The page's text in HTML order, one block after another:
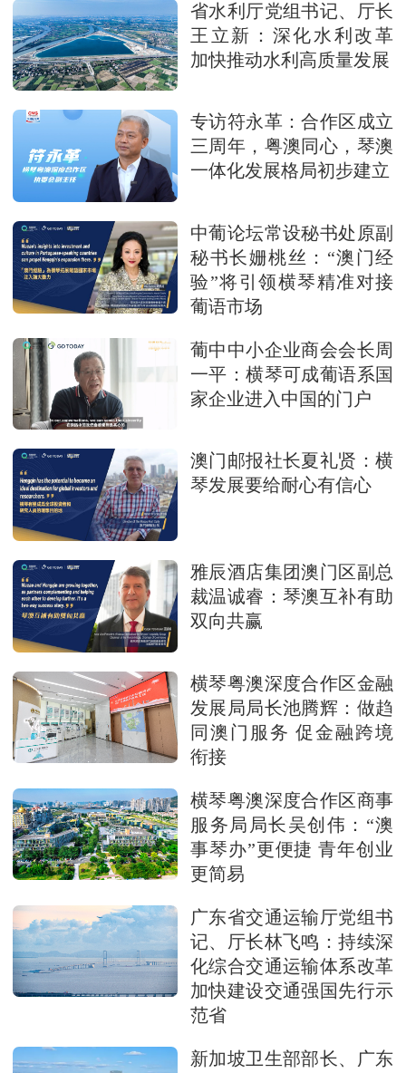
省水利厅党组书记、厅长
王立新：深化水利改革
加快推动水利高质量发展
专访符永革：合作区成立
三周年，粤澳同心，琴澳
一体化发展格局初步建立
中葡论坛常设秘书处原副
秘书长姗桃丝：“澳门经
验”将引领横琴精准对接
葡语市场
葡中中小企业商会会长周
一平：横琴可成葡语系国
家企业进入中国的门户
澳门邮报社长夏礼贤：横
琴发展要给耐心有信心
雅辰酒店集团澳门区副总
裁温诚睿：琴澳互补有助
双向共赢
横琴粤澳深度合作区金融
发展局局长池腾辉：做趋
同澳门服务 促金融跨境
衔接
横琴粤澳深度合作区商事
服务局局长吴创伟：“澳
事琴办”更便捷 青年创业
更简易
广东省交通运输厅党组书
记、厅长林飞鸣：持续深
化综合交通运输体系改革
加快建设交通强国先行示
范省
新加坡卫生部部长、广东